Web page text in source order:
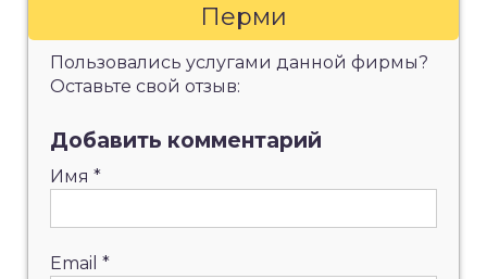
Перми
Пользовались услугами данной фирмы?
Оставьте свой отзыв:
Добавить комментарий
Имя *
Email *